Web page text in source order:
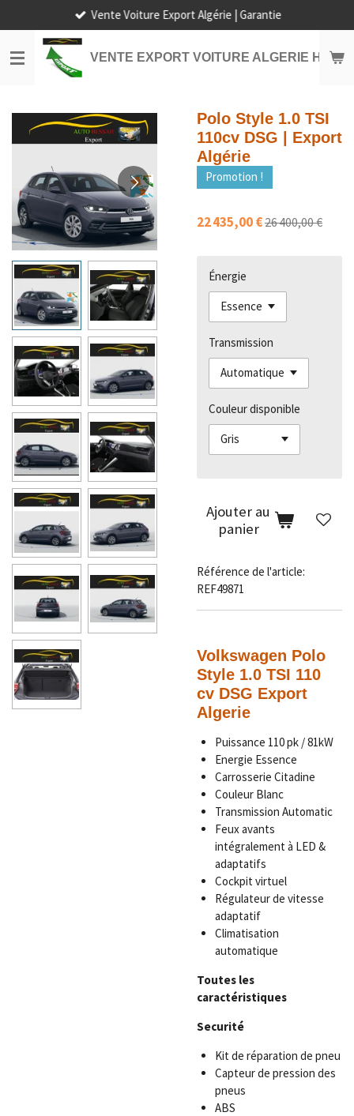
au
contenu
principal
VENTE EXPORT VOITURE ALGERIE HORS
Vente Voiture Export Algérie | Garantie
Polo Style 1.0 TSI
110cv DSG | Export
Algérie
Promotion !
22 435,00 €26 400,00 €
Énergie
Transmission
Couleur disponible
Ajouter au
panier
Référence de l'article:
REF49871
Volkswagen Polo
Style 1.0 TSI 110
cv DSG Export
Algerie
Puissance 110 pk / 81kW
Energie Essence
Carrosserie Citadine
Couleur Blanc
Transmission Automatic
Feux avants
intégralement à LED &
adaptatifs
Cockpit virtuel
Régulateur de vitesse
adaptatif
Climatisation
automatique
Toutes les
caractéristiques
Securité
Kit de réparation de pneu
Capteur de pression des
pneus
ABS